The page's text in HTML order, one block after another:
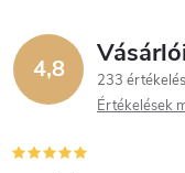
4,8
233
Értékelések